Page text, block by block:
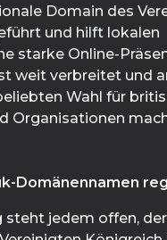
Domain des
und hilft lokalen
starke Online-
weit verbreitet und
Wahl für
Organisationen
Domänennamen
steht jedem offen,